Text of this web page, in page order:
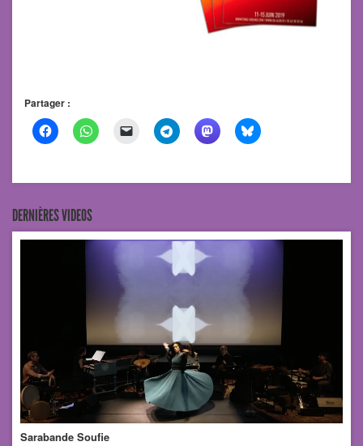
Partager :
DERNIÈRES VIDEOS
Sarabande Soufie